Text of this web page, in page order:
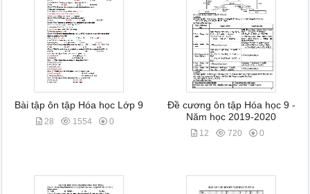
Bài tập ôn tập Hóa học Lớp 9
28 1554 0
Đề cương ôn tập Hóa học 9 -
Năm học 2019-2020
12 720 0